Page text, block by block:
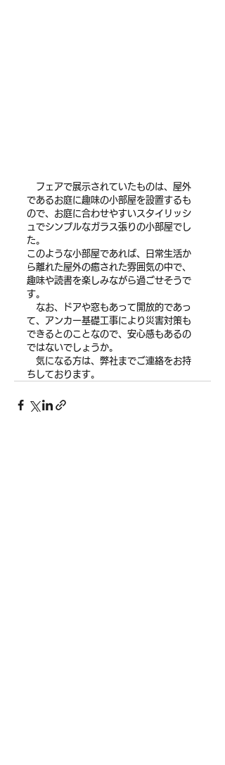
フェアで展示されていたものは、屋外
であるお庭に趣味の小部屋を設置するも
ので、お庭に合わせやすいスタイリッシ
ュでシンプルなガラス張りの小部屋でし
た。
このような小部屋であれば、日常生活か
ら離れた屋外の癒された雰囲気の中で、
趣味や読書を楽しみながら過ごせそうで
す。
なお、ドアや窓もあって開放的であっ
て、アンカー基礎工事により災害対策も
できるとのことなので、安心感もあるの
ではないでしょうか。
気になる方は、弊社までご連絡をお持
ちしております。